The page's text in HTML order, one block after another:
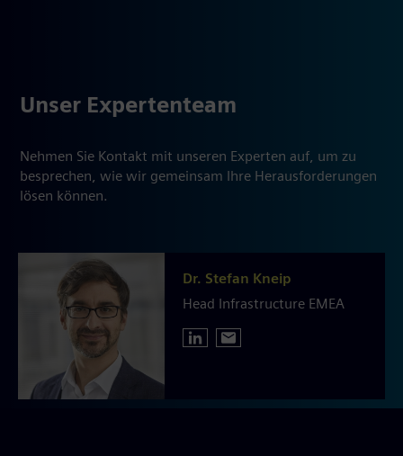
Unser Expertenteam
Nehmen Sie Kontakt mit unseren Experten auf, um zu
besprechen, wie wir gemeinsam Ihre Herausforderungen
lösen können.
Dr. Stefan Kneip
Head Infrastructure EMEA